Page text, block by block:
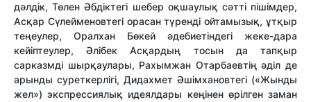
дәлдік, Төлен Әбдіктегі шебер оқшаулық сәтті пішімдер,
Асқар Сүлейменовтегі орасан түренді ойтамызық, ұтқыр
теңеулер, Оралхан Бөкей әдебиетіндегі жеке-дара
кейіптеулер, Әлібек Асқардың тосын да тапқыр
сарказмді шырқаулары, Рахымжан Отарбаевтің әділ де
арынды суреткерлігі, Дидахмет Әшімхановтегі («Жынды
жел») экспрессиялық идеялдары кеңінен өрілген заман